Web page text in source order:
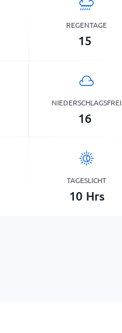
REGENTAGE
15
NIEDERSCHLAGSFREI
16
TAGESLICHT
10 Hrs